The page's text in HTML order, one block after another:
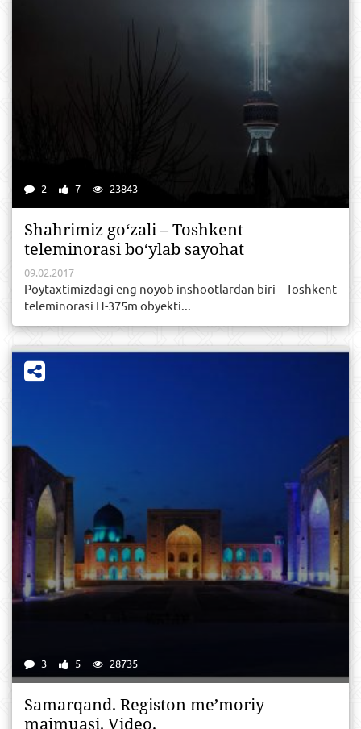
2 7 23843
Shahrimiz go‘zali – Toshkent
teleminorasi bo‘ylab sayohat
09.02.2017
Poytaxtimizdagi eng noyob inshootlardan biri – Toshkent
teleminorasi H-375m obyekti...
3 5 28735
Samarqand. Registon me’moriy
majmuasi. Video.